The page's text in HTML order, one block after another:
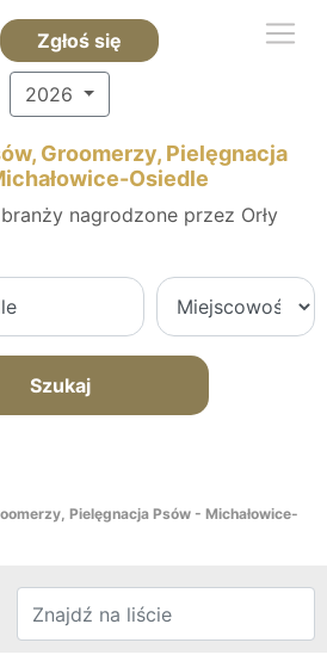
Zgłoś się
2026
Groomerzy, Pielęgnacja
Osiedle
nagrodzone przez Orły
Szukaj
Pielęgnacja Psów - Michałowice-